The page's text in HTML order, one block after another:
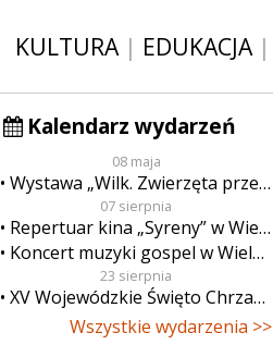
KULTURA| EDUKACJA|
Kalendarz wydarzeń
08 maja
Wystawa „Wilk. Zwierzęta przeklęte”
07 sierpnia
Repertuar kina „Syreny” w Wieluniu w dn. od 7 do 13 sierpnia
Koncert muzyki gospel w Wieluniu
23 sierpnia
XV Wojewódzkie Święto Chrzanu
Wszystkie wydarzenia >>